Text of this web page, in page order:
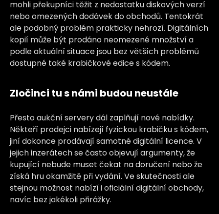
mohli překupníci těžit z nedostatku diskových verzí
nebo omezených dodávek do obchodů. Tentokrát
ale podobný problém prakticky nehrozí. Digitálních
kopií může být prodáno neomezené množství a
podle aktuální situace jsou bez větších problémů
dostupné také krabičkové edice s kódem.
Zločinci tu s námi budou neustále
Přesto aukční servery dál zaplňují nové nabídky.
Někteří prodejci nabízejí fyzickou krabičku s kódem,
jiní dokonce prodávají samotné digitální licence. V
jejich inzerátech se často objevují argumenty, že
kupující nebude muset čekat na doručení nebo že
získá hru okamžitě při vydání. Ve skutečnosti ale
stejnou možnost nabízí i oficiální digitální obchody,
navíc bez jakékoli přirážky.